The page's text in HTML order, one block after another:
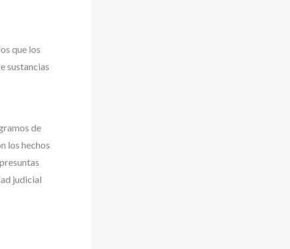
que los
sustancias
de
los hechos
judicial